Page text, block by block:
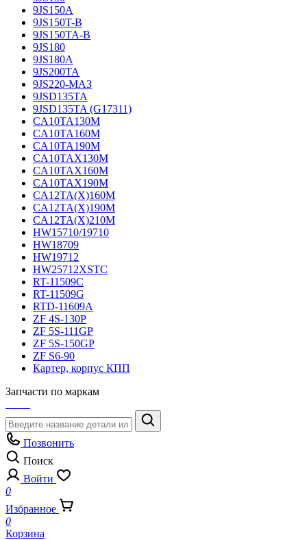
9JS150A
9JS150T-B
9JS150TA-B
9JS180
9JS180A
9JS200TA
9JS220-МАЗ
9JSD135TA
9JSD135TA (G17311)
CA10TA130M
CA10TA160M
CA10TA190M
CA10TAX130M
CA10TAX160M
CA10TAX190M
CA12TA(X)160M
CA12TA(X)190M
CA12TA(X)210M
HW15710/19710
HW18709
HW19712
HW25712XSTC
RT-11509C
RT-11509G
RTD-11609A
ZF 4S-130P
ZF 5S-111GP
ZF 5S-150GP
ZF S6-90
Картер, корпус КПП
Запчасти по маркам
Позвонить
Поиск
Войти
0
Избранное
0
Корзина